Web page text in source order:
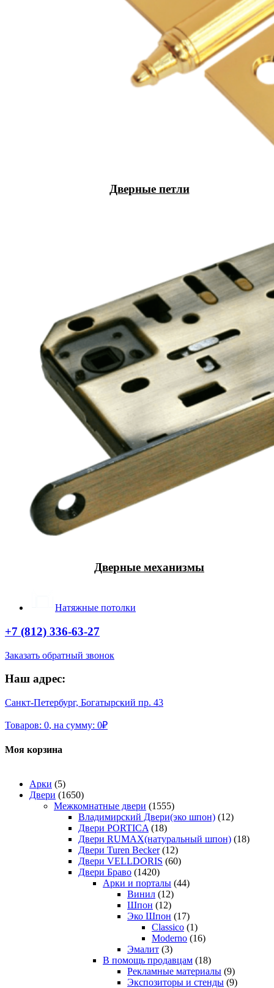
Дверные петли
Дверные механизмы
Натяжные потолки
+7 (812) 336-63-27
Заказать обратный звонок
Наш адрес:
Санкт-Петербург, Богатырский пр. 43
Товаров: 0, на сумму: 0₽
Моя корзина
Арки (5)
Двери (1650)
Межкомнатные двери (1555)
Владимирский Двери(эко шпон) (12)
Двери PORTICA (18)
Двери RUMAX(натуральный шпон) (18)
Двери Turen Becker (12)
Двери VELLDORIS (60)
Двери Браво (1420)
Арки и порталы (44)
Винил (12)
Шпон (12)
Эко Шпон (17)
Classico (1)
Moderno (16)
Эмалит (3)
В помощь продавцам (18)
Рекламные материалы (9)
Экспозиторы и стенды (9)